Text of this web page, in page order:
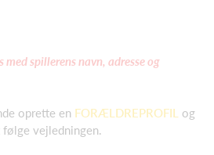
spillerens navn, adresse og
oprette en FORÆLDREPROFIL og
vejledningen.